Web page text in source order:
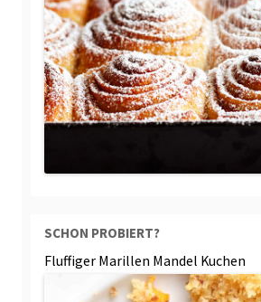
SCHON PROBIERT?
Fluffiger Marillen Mandel Kuchen